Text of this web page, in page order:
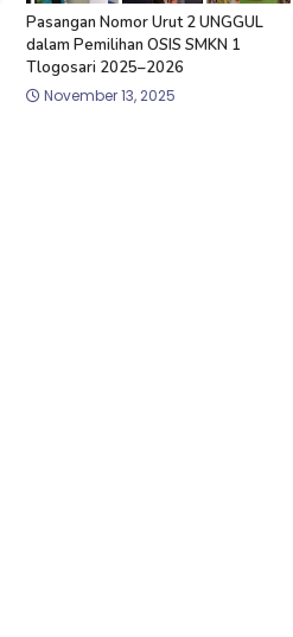
Pasangan Nomor Urut 2 UNGGUL
dalam Pemilihan OSIS SMKN 1
Tlogosari 2025–2026
November 13, 2025